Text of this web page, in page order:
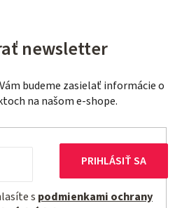
newsletter
budeme zasielať informácie o
na našom e-shope.
s podmienkami ochrany
PRIHLÁSIŤ SA